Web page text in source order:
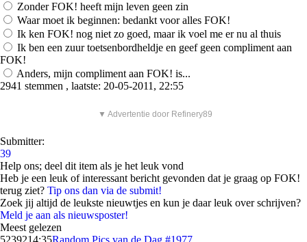
Zonder FOK! heeft mijn leven geen zin
Waar moet ik beginnen: bedankt voor alles FOK!
Ik ken FOK! nog niet zo goed, maar ik voel me er nu al thuis
Ik ben een zuur toetsenbordheldje en geef geen compliment aan
FOK!
Anders, mijn compliment aan FOK! is...
2941 stemmen , laatste: 20-05-2011, 22:55
▼ Advertentie door Refinery89
Submitter:
39
Help ons; deel dit item als je het leuk vond
Heb je een leuk of interessant bericht gevonden dat je graag op FOK!
terug ziet? Tip ons dan via de submit!
Zoek jij altijd de leukste nieuwtjes en kun je daar leuk over schrijven?
Meld je aan als nieuwsposter!
Meest gelezen
5239214:35Random Pics van de Dag #1977